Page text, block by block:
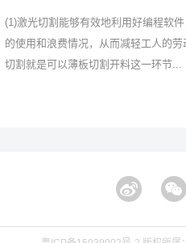
(1)激光切割能够有效地利用好编程软
的使用和浪费情况，从而减轻工人的
切割就是可以薄板切割开料这一环节...